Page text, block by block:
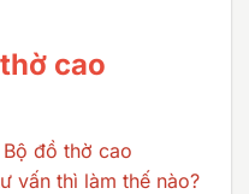
cao
đồ thờ cao
vấn thì làm thế nào?